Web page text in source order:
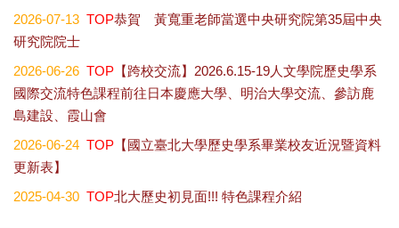
2026-07-13 TOP恭賀 黃寬重老師當選中央研究院第35屆中央
研究院院士
2026-06-26 TOP 【跨校交流】2026.6.15-19人文學院歷史學系
國際交流特色課程前往日本慶應大學、明治大學交流、參訪鹿
島建設、霞山會
2026-06-24 TOP 【國立臺北大學歷史學系畢業校友近況暨資料
更新表】
2025-04-30 TOP北大歷史初見面!!! 特色課程介紹